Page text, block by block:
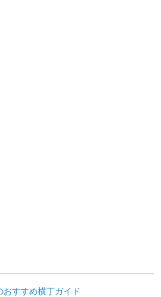
おすすめ横丁ガイド